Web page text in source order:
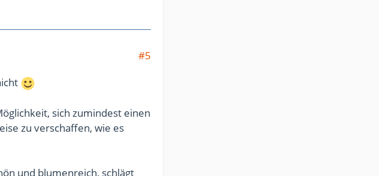
#5
sich zumindest einen
zu verschaffen, wie es
und blumenreich, schlägt